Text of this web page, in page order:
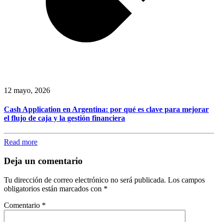
12 mayo, 2026
Cash Application en Argentina: por qué es clave para mejorar
el flujo de caja y la gestión financiera
Read more
Deja un comentario
Tu dirección de correo electrónico no será publicada. Los campos
obligatorios están marcados con *
Comentario *